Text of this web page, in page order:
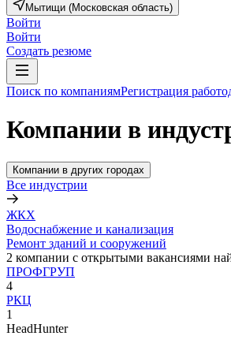
Мытищи (Московская область)
Войти
Войти
Создать резюме
Поиск по компаниямРегистрация
Компании в
Компании в других городах
Все индустрии
ЖКХ
Водоснабжение и канализация
Ремонт зданий и сооружений
2 компании с открытыми вакансиями
ПРОФГРУП
4
РКЦ
1
HeadHunter